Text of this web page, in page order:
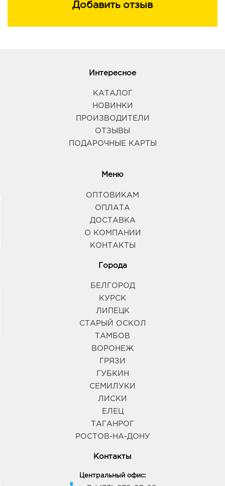
Добавить отзыв
Интересное
КАТАЛОГ
НОВИНКИ
ПРОИЗВОДИТЕЛИ
ОТЗЫВЫ
ПОДАРОЧНЫЕ КАРТЫ
Меню
ОПТОВИКАМ
ОПЛАТА
ДОСТАВКА
О КОМПАНИИ
КОНТАКТЫ
Города
БЕЛГОРОД
КУРСК
ЛИПЕЦК
СТАРЫЙ ОСКОЛ
ТАМБОВ
ВОРОНЕЖ
ГРЯЗИ
ГУБКИН
СЕМИЛУКИ
ЛИСКИ
ЕЛЕЦ
ТАГАНРОГ
РОСТОВ-НА-ДОНУ
Контакты
Центральный офис: